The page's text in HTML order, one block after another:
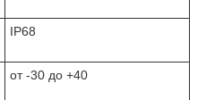
IP68
от -30 до +40